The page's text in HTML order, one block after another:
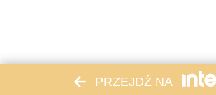
PRZEJDŹ NA